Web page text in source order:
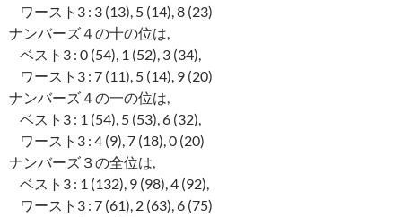
ワースト3 : 3 (13), 5 (14), 8 (23)
ナンバーズ４の十の位は,
ベスト3 : 0 (54), 1 (52), 3 (34),
ワースト3 : 7 (11), 5 (14), 9 (20)
ナンバーズ４の一の位は,
ベスト3 : 1 (54), 5 (53), 6 (32),
ワースト3 : 4 (9), 7 (18), 0 (20)
ナンバーズ３の全位は,
ベスト3 : 1 (132), 9 (98), 4 (92),
ワースト3 : 7 (61), 2 (63), 6 (75)